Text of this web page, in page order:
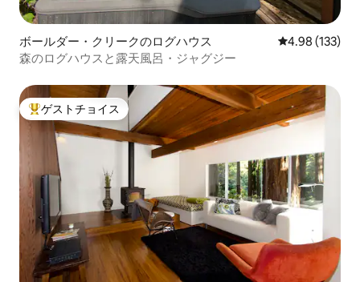
ボールダー・クリークのログハウス レビュー133
4.98 (133)
森のログハウスと露天風呂・ジャグジー
大好評のゲストチョイスです。
ゲストチョイス